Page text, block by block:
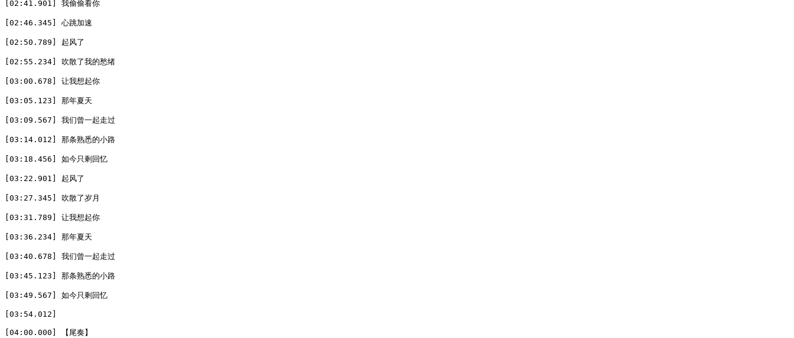
[02:41.901] 我偷偷看你
[02:46.345] 心跳加速
[02:50.789] 起风了
[02:55.234] 吹散了我的愁绪
[03:00.678] 让我想起你
[03:05.123] 那年夏天
[03:09.567] 我们曾一起走过
[03:14.012] 那条熟悉的小路
[03:18.456] 如今只剩回忆
[03:22.901] 起风了
[03:27.345] 吹散了岁月
[03:31.789] 让我想起你
[03:36.234] 那年夏天
[03:40.678] 我们曾一起走过
[03:45.123] 那条熟悉的小路
[03:49.567] 如今只剩回忆
[03:54.012]
[04:00.000] 【尾奏】